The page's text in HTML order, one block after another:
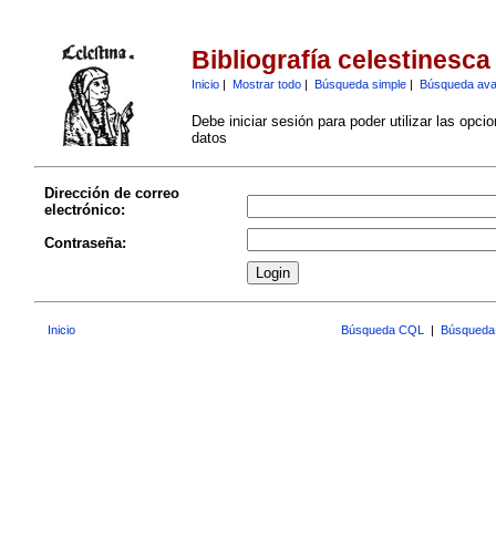
Bibliografía celestinesca
Inicio| Mostrar todo| Búsqueda simple| Búsqueda
Debe iniciar sesión para poder utilizar las
datos
Dirección de correo
electrónico:
Contraseña:
Inicio Búsqueda CQL |